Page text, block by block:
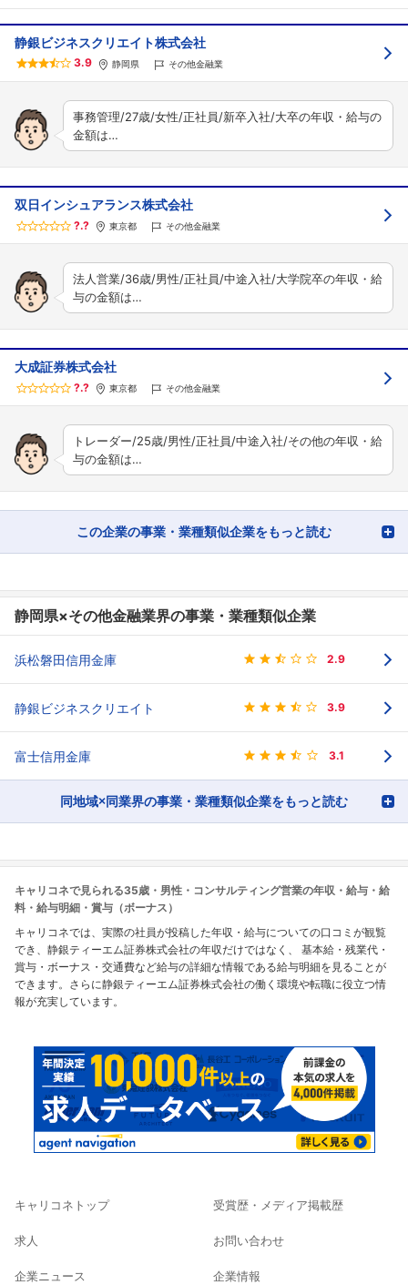
静銀ビジネスクリエイト株式会社
3.9 静岡県 その他金融業
事務管理/27歳/女性/正社員/新卒入社/大卒の年収・給与の
金額は…
双日インシュアランス株式会社
?.? 東京都 その他金融業
法人営業/36歳/男性/正社員/中途入社/大学院卒の年収・給
与の金額は…
大成証券株式会社
?.? 東京都 その他金融業
トレーダー/25歳/男性/正社員/中途入社/その他の年収・給
与の金額は…
この企業の事業・業種類似企業をもっと読む
静岡県×その他金融業界の事業・業種類似企業
浜松磐田信用金庫 2.9
静銀ビジネスクリエイト 3.9
富士信用金庫 3.1
同地域×同業界の事業・業種類似企業をもっと読む
キャリコネで見られる35歳・男性・コンサルティング営業の年収・給与・給
料・給与明細・賞与（ボーナス）
キャリコネでは、実際の社員が投稿した年収・給与についての口コミが観覧
でき、静銀ティーエム証券株式会社の年収だけではなく、 基本給・残業代・
賞与・ボーナス・交通費など給与の詳細な情報である給与明細を見ることが
できます。さらに静銀ティーエム証券株式会社の働く環境や転職に役立つ情
報が充実しています。
キャリコネトップ
求人
企業ニュース
受賞歴・メディア掲載歴
お問い合わせ
企業情報